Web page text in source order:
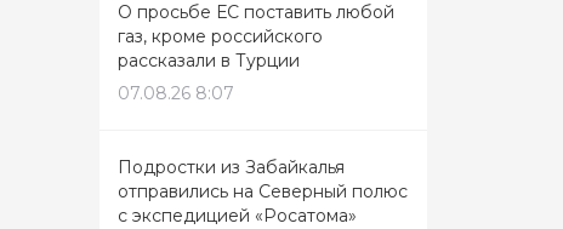
О просьбе ЕС поставить любой
газ, кроме российского
рассказали в Турции
07.08.26 8:07
Подростки из Забайкалья
отправились на Северный полюс
с экспедицией «Росатома»